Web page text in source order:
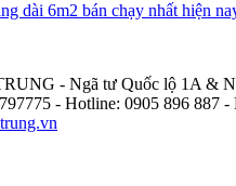
dài 6m2 bán chạy nhất hiện
- Ngã tư Quốc lộ 1A &
- Hotline: 0905 896 887